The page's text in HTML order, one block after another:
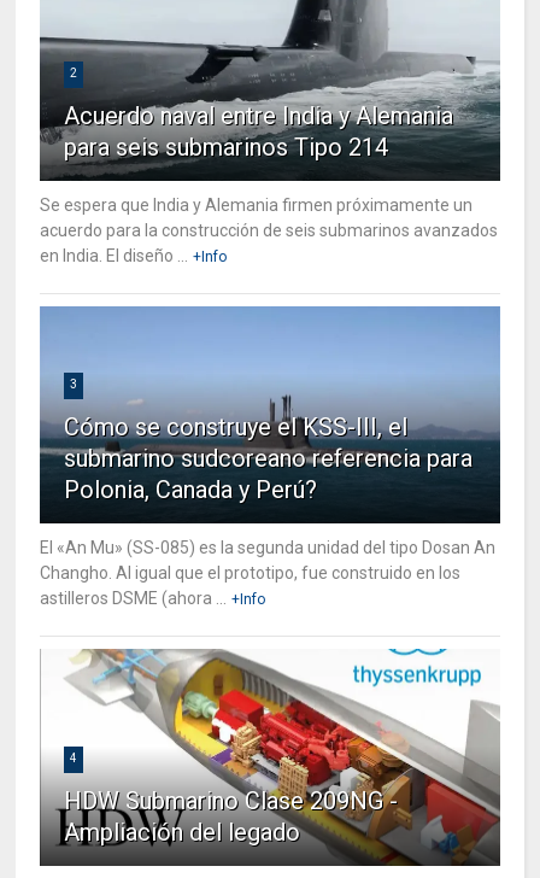
2
Acuerdo naval entre India y Alemania
para seis submarinos Tipo 214
Se espera que India y Alemania firmen próximamente un
acuerdo para la construcción de seis submarinos avanzados
en India. El diseño ...
+Info
3
Cómo se construye el KSS-III, el
submarino sudcoreano referencia para
Polonia, Canada y Perú?
El «An Mu» (SS-085) es la segunda unidad del tipo Dosan An
Changho. Al igual que el prototipo, fue construido en los
astilleros DSME (ahora ...
+Info
4
HDW Submarino Clase 209NG -
Ampliación del legado